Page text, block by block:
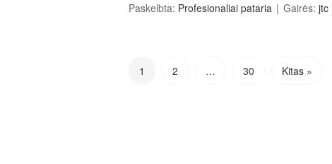
Paskelbta: Profesionaliai pataria Gairės: jtc
1 2 … 30 Kitas »